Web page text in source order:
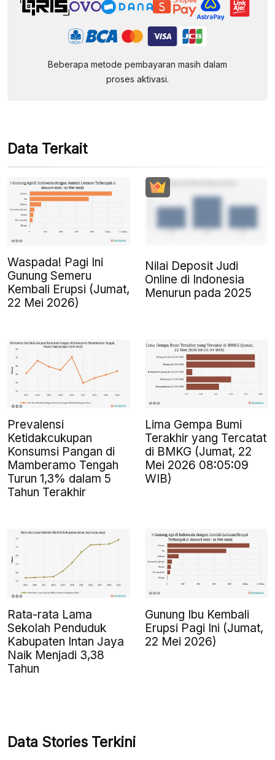
Beberapa metode pembayaran masih dalam
proses aktivasi.
Data Terkait
Waspada! Pagi Ini
Gunung Semeru
Kembali Erupsi (Jumat,
22 Mei 2026)
Nilai Deposit Judi
Online di Indonesia
Menurun pada 2025
Prevalensi
Ketidakcukupan
Konsumsi Pangan di
Mamberamo Tengah
Turun 1,3% dalam 5
Tahun Terakhir
Lima Gempa Bumi
Terakhir yang Tercatat
di BMKG (Jumat, 22
Mei 2026 08:05:09
WIB)
Rata-rata Lama
Sekolah Penduduk
Kabupaten Intan Jaya
Naik Menjadi 3,38
Tahun
Gunung Ibu Kembali
Erupsi Pagi Ini (Jumat,
22 Mei 2026)
Data Stories Terkini